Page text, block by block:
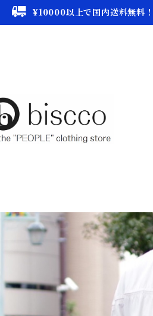
¥10000以上で国内送料無料！